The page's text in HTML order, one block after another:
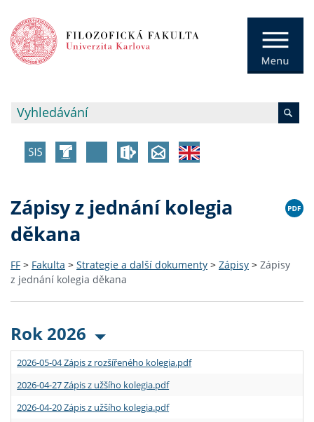
Zápisy z jednání kolegia
děkana
FF > Fakulta > Strategie a další dokumenty > Zápisy > Zápisy
z jednání kolegia děkana
Rok 2026
2026-05-04 Zápis z rozšířeného kolegia.pdf
2026-04-27 Zápis z užšího kolegia.pdf
2026-04-20 Zápis z užšího kolegia.pdf